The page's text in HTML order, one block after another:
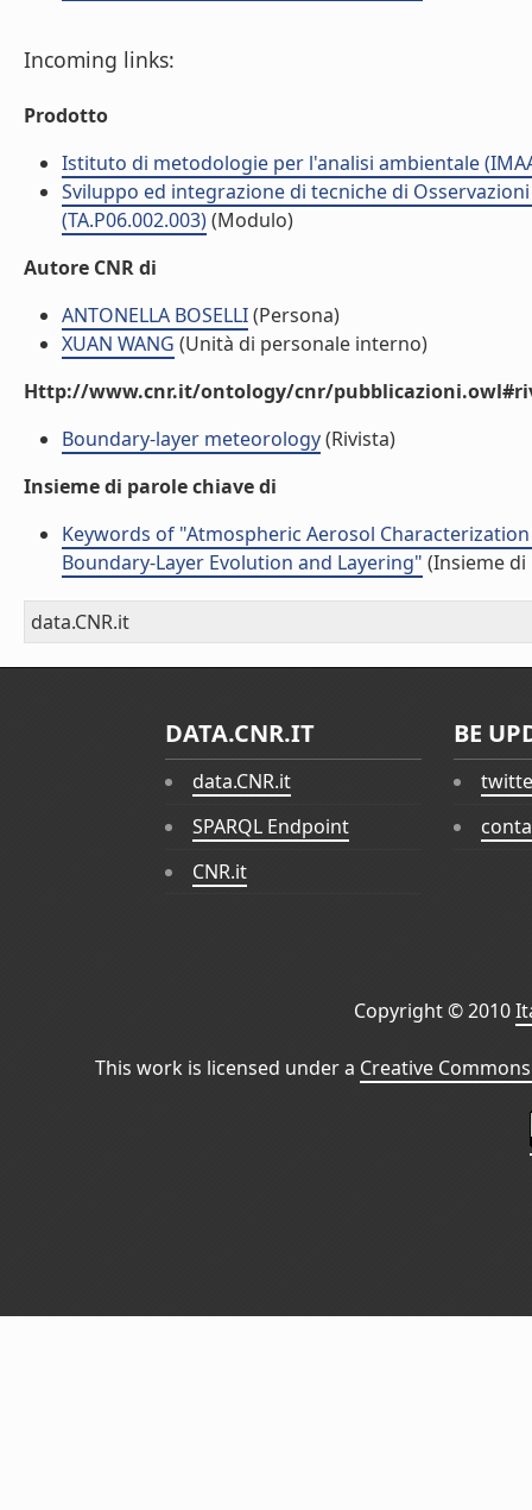
Incoming links:
Prodotto
Istituto di metodologie per l'analisi ambientale
Sviluppo ed integrazione di tecniche di
(TA.P06.002.003)(Modulo)
Autore CNR di
ANTONELLA BOSELLI(Persona)
XUAN WANG (Unità di personale interno)
Http://www.cnr.it/ontology/cnr/
Boundary-layer meteorology(Rivista)
Insieme di parole chiave di
Keywords of "Atmospheric Aerosol
Boundary-Layer Evolution and Layering" (Insieme di
data.CNR.it
DATA.CNR.IT
data.CNR.it
SPARQL Endpoint
CNR.it
BE
Copyright © 2010
This work is licensed under a Creative